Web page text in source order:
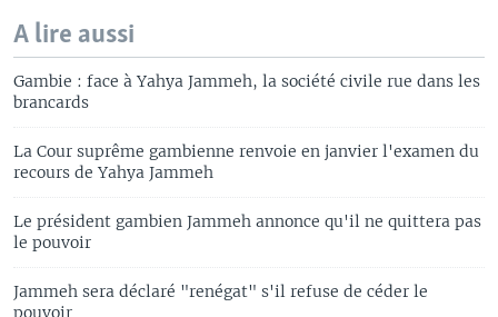
A lire aussi
Gambie : face à Yahya Jammeh, la société civile rue dans les
brancards
La Cour suprême gambienne renvoie en janvier l'examen du
recours de Yahya Jammeh
Le président gambien Jammeh annonce qu'il ne quittera pas
le pouvoir
Jammeh sera déclaré "renégat" s'il refuse de céder le
pouvoir